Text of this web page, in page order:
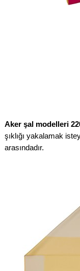
Aker şal modelleri
şıklığı yakalamak
arasındadır.